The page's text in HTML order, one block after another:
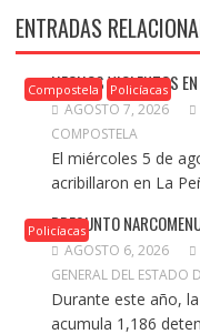
ENTRADAS
Compostela Policíacas
HECHOS VIOLENTOS
AGOSTO 7, 2026
COMPOSTELA
El miércoles 5 de
acribillaron en La
Policíacas
PRESUNTO
AGOSTO 6, 2026
GENERAL DEL ESTADO
Durante este año,
acumula 1,186